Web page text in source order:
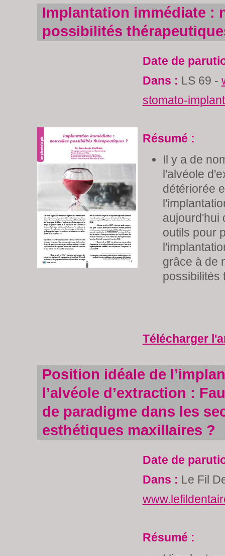
Implantation immédiate :
possibilités
Date de
Dans : LS 69 -
stomato-
Résumé :
Il y a de
l'alvéole
détériorée
aujourd'hui
outils pour
grâce à de
possibilités
Télécharger
Position idéale de
l’alvéole d’extraction :
de paradigme dans les
esthétiques maxillaires ?
Date de
Dans : Le Fil
Résumé :